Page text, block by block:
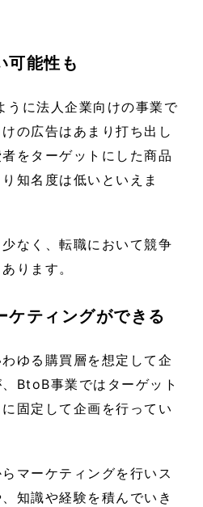
可能性も
うに法人企業向けの事業で
の広告はあまり打ち出し
をターゲットにした商品
知名度は低いといえま
なく、転職において競争
ります。
ケティングができる
ゆる購買層を想定して企
BtoB事業ではターゲット
固定して企画を行ってい
マーケティングを行いス
知識や経験を積んでいき